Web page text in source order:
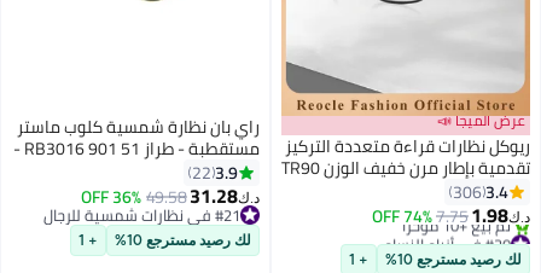
عرض الميجا 📣
ريوكل نظارات قراءة متعددة التركيز
تقدمية بإطار مرن خفيف الوزن TR90
تحجب الضوء الأزرق لقراء الكمبيوتر
للنساء والرجال
3.4
306
د.ك‏1.98
7.75
74% OFF
#20 في أزياء النساء
أقل سعر في 30 يوم
لك رصيد مسترجع 10% + 1
راي بان نظارة شمسية كلوب ماستر
مستقطبة - طراز RB3016 901 51 -
للجنسين
3.9
22
د.ك‏31.28
49.58
36% OFF
#21 في نظارات شمسية للرجال
#21 في نظارات شمسية للرجال
لك رصيد مسترجع 10% + 1